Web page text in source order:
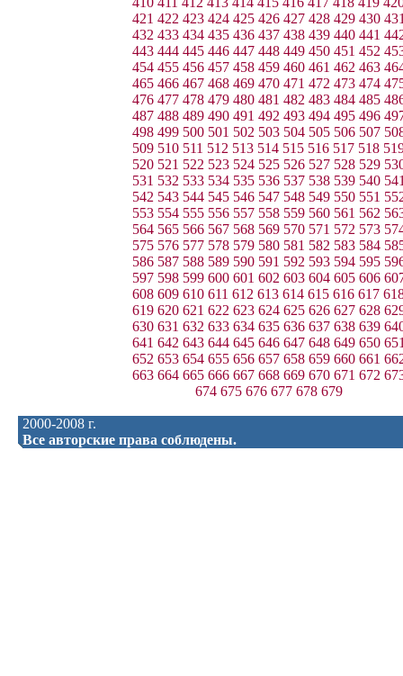
421 422 423 424 425 426 427 428 429 430
432 433 434 435 436 437 438 439 440 441
443 444 445 446 447 448 449 450 451 452
454 455 456 457 458 459 460 461 462 463
465 466 467 468 469 470 471 472 473 474
476 477 478 479 480 481 482 483 484 485
487 488 489 490 491 492 493 494 495 496
498 499 500 501 502 503 504 505 506 507
509 510 511 512 513 514 515 516 517 518
520 521 522 523 524 525 526 527 528 529
531 532 533 534 535 536 537 538 539 540
542 543 544 545 546 547 548 549 550 551
553 554 555 556 557 558 559 560 561 562
564 565 566 567 568 569 570 571 572 573
575 576 577 578 579 580 581 582 583 584
586 587 588 589 590 591 592 593 594 595
597 598 599 600 601 602 603 604 605 606
608 609 610 611 612 613 614 615 616 617
619 620 621 622 623 624 625 626 627 628
630 631 632 633 634 635 636 637 638 639
641 642 643 644 645 646 647 648 649 650
652 653 654 655 656 657 658 659 660 661
663 664 665 666 667 668 669 670 671 672
674 675 676 677 678 679
2000-2008 г.
Все авторские права соблюдены.